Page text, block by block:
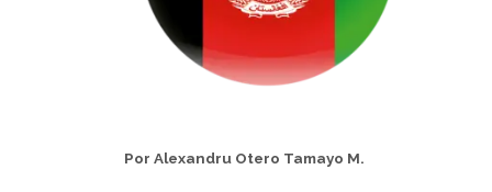
Por Alexandru Otero Tamayo M.